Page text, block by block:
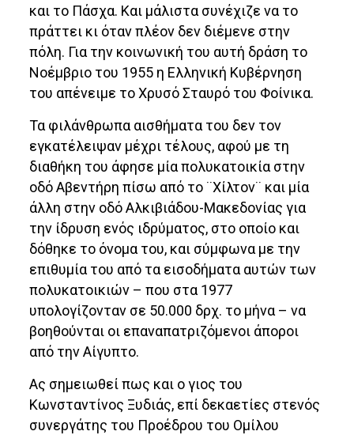
και το Πάσχα. Και μάλιστα συνέχιζε να το
πράττει κι όταν πλέον δεν διέμενε στην
πόλη. Για την κοινωνική του αυτή δράση το
Νοέμβριο του 1955 η Ελληνική Κυβέρνηση
του απένειμε το Χρυσό Σταυρό του Φοίνικα.
Τα φιλάνθρωπα αισθήματα του δεν τον
εγκατέλειψαν μέχρι τέλους, αφού με τη
διαθήκη του άφησε μία πολυκατοικία στην
οδό Αβεντήρη πίσω από το ¨Χίλτον¨ και μία
άλλη στην οδό Αλκιβιάδου-Μακεδονίας για
την ίδρυση ενός ιδρύματος, στο οποίο και
δόθηκε το όνομα του, και σύμφωνα με την
επιθυμία του από τα εισοδήματα αυτών των
πολυκατοικιών – που στα 1977
υπολογίζονταν σε 50.000 δρχ. το μήνα – να
βοηθούνται οι επαναπατριζόμενοι άποροι
από την Αίγυπτο.
Ας σημειωθεί πως και ο γιος του
Κωνσταντίνος Ξυδιάς, επί δεκαετίες στενός
συνεργάτης του Προέδρου του Ομίλου